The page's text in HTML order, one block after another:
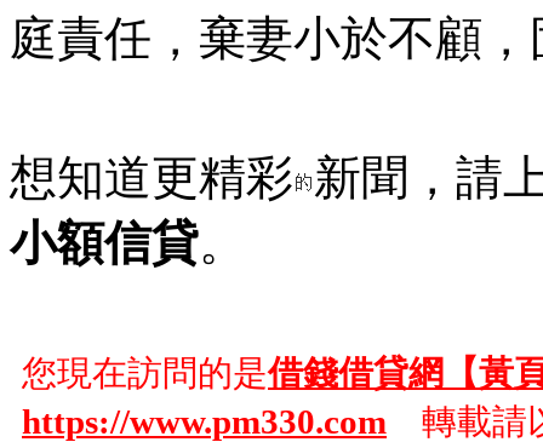
庭責任，棄妻小於不顧
想知道更精彩 新聞，請
小額信貸。
您現在訪問的是借錢借貸網【黃
https://www.pm330.com 轉載請